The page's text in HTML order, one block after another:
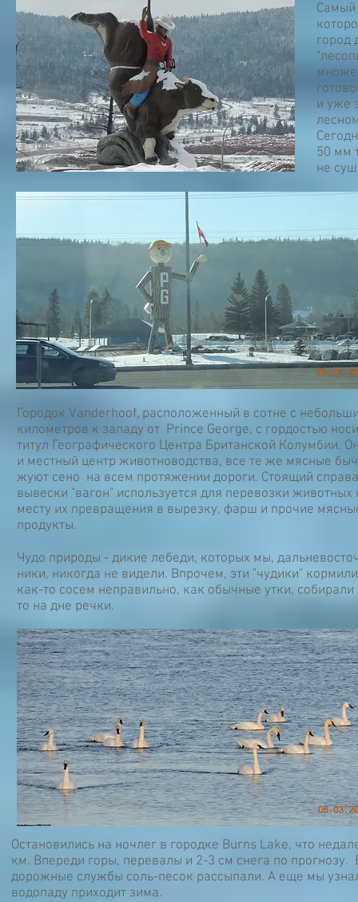
Самый
город
и уже
50 мм
не
Городок Vanderhoof, расположенный в сотне с
километров к западу от Prince George, с гордостью
титул Географического Центра Британской Колумбии.
и местный центр животноводства, все те же мясные
жуют сено на всем протяжении дороги. Стоящий
вывески "вагон" используется для перевозки животных
месту их превращения в вырезку, фарш и прочие
продукты.
Чудо природы - дикие лебеди, которых мы,
ники, никогда не видели. Впрочем, эти "чудики"
как-то сосем неправильно, как обычные утки, собирали
то на дне речки.
Остановились на ночлег в городке Burns Lake, что
км. Впереди горы, перевалы и 2-3 см снега по
дорожные службы соль-песок рассыпали. А еще мы
водопаду приходит зима.